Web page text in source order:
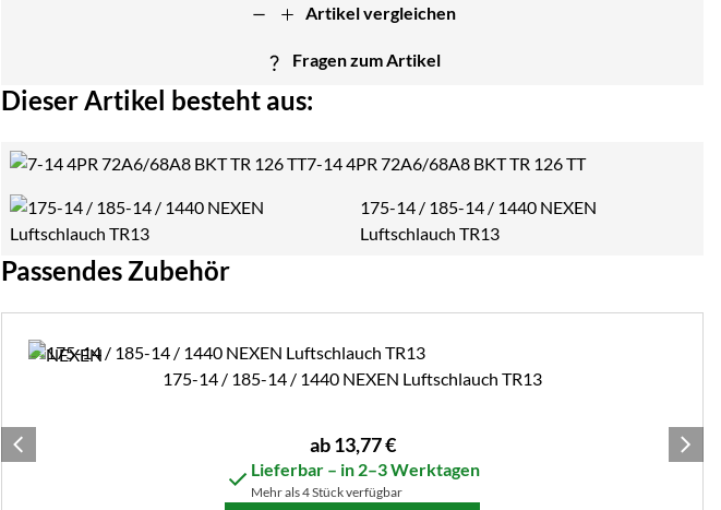
Artikel vergleichen
Fragen zum Artikel
Dieser Artikel besteht aus:
7-14 4PR 72A6/68A8 BKT TR 126 TT
175-14 / 185-14 / 1440 NEXEN
Luftschlauch TR13
Passendes Zubehör
Zubehör überspringen
175-14 / 185-14 / 1440 NEXEN Luftschlauch TR13
ab:
ab 13,77€
Lieferbar – in 2–3 Werktagen
Mehr als 4 Stück verfügbar